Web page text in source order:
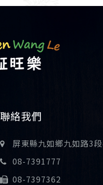
聯絡我們
屏東縣九如鄉九如路3
08-7391777
08-7397362